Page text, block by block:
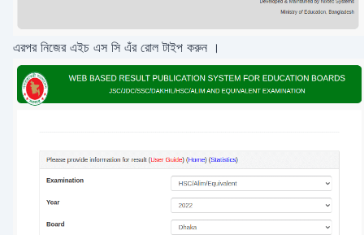
এরপর নিজের এইচ এস সি এঁর রোল টাইপ করুন ।